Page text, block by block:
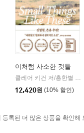
이처럼 사소한 것들
클레어 키건 저/홍한별 역
12,420원 (10% 할인)
등록된 더 많은 상품을 확인해